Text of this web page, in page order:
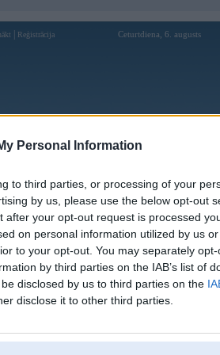
Personal Information
to third parties, or processing of your
by us, please use the below opt-out
after your opt-out request is processed
on personal information utilized by us
to your opt-out. You may separately
by third parties on the IAB’s list of
disclosed by us to third parties on the
disclose it to other third parties.
Reģistrācija Ceturtdiena, 6. augusts
Reģistrācija Lietotāji
profils
Pēdējo reizi manīts: 12. Apr 2026, 22:51
five88sacom
0
[Pēdējie ziņojumi forumā]